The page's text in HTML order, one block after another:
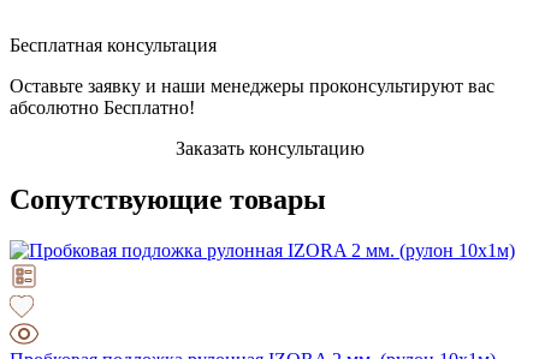
Бесплатная консультация
Оставьте заявку и наши менеджеры проконсультируют вас
абсолютно Бесплатно!
Заказать консультацию
Сопутствующие товары